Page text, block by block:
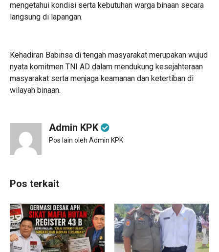
mengetahui kondisi serta kebutuhan warga binaan secara
langsung di lapangan.
Kehadiran Babinsa di tengah masyarakat merupakan wujud
nyata komitmen TNI AD dalam mendukung kesejahteraan
masyarakat serta menjaga keamanan dan ketertiban di
wilayah binaan.
Admin KPK
Pos lain oleh Admin KPK
Pos terkait